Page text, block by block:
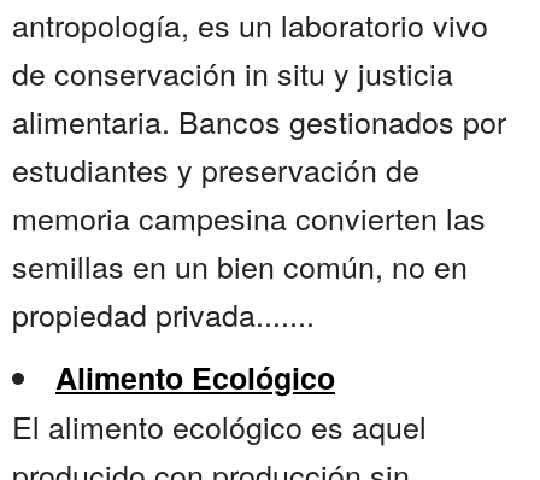
antropología, es un laboratorio vivo
de conservación in situ y justicia
alimentaria. Bancos gestionados por
estudiantes y preservación de
memoria campesina convierten las
semillas en un bien común, no en
propiedad privada.......
Alimento Ecológico
El alimento ecológico es aquel